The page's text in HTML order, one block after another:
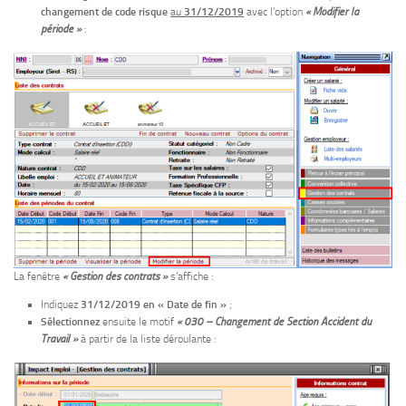
changement de code risque au 31/12/2019 avec l’option « Modifier la
période »:
La fenêtre « Gestion des contrats »s’affiche :
Indiquez 31/12/2019 en « Date de fin » ;
Sélectionnez ensuite le motif « 030 – Changement de Section Accident du
Travail »à partir de la liste déroulante :